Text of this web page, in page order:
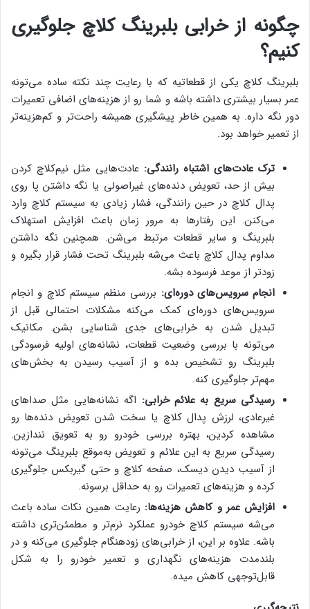
چگونه از خرابی بلبرینگ کلاچ جلوگیری
کنیم؟
بلبرینگ کلاچ یکی از قطعاتیه که با رعایت چند نکته ساده می‌تونه
عمر بسیار بیشتری داشته باشه و شما رو از هزینه‌های اضافی تعمیرات
دور نگه داره. به همین خاطر پیشگیری همیشه راحت‌تر و کم‌هزینه‌تر
از تعمیر خواهد بود.
ترک عادت‌های اشتباه رانندگی: عادت‌هایی مثل نیم‌کلاچ کردن
بیش از حد، تعویض دنده‌های غیراصولی یا نگه داشتن پا روی
پدال کلاچ در حین رانندگی، فشار زیادی به سیستم کلاچ وارد
می‌کنن. این رفتارها به مرور زمان باعث افزایش استهلاک
بلبرینگ و سایر قطعات مرتبط می‌شن. همچنین نگه داشتن
مداوم پدال کلاچ باعث می‌شه بلبرینگ تحت فشار قرار بگیره و
زودتر از موعد فرسوده بشه.
انجام سرویس‌های دوره‌ای: بررسی منظم سیستم کلاچ و انجام
سرویس‌های دوره‌ای کمک می‌کنه مشکلات احتمالی قبل از
تبدیل شدن به خرابی‌های جدی شناسایی بشن. مکانیک
می‌تونه با بررسی وضعیت قطعات، نشانه‌های اولیه فرسودگی
بلبرینگ رو تشخیص بده و از آسیب رسیدن به بخش‌های
مهم‌تر جلوگیری کنه.
رسیدگی سریع به علائم خرابی: اگه نشانه‌هایی مثل صداهای
غیرعادی، لرزش پدال کلاچ یا سخت شدن تعویض دنده‌ها رو
مشاهده کردین، بهتره بررسی خودرو رو به تعویق نندازین.
رسیدگی سریع به این علائم و تعویض به‌موقع بلبرینگ می‌تونه
از آسیب دیدن دیسک، صفحه کلاچ و حتی گیربکس جلوگیری
کرده و هزینه‌های تعمیرات رو به حداقل برسونه.
افزایش عمر و کاهش هزینه‌ها: رعایت همین نکات ساده باعث
می‌شه سیستم کلاچ خودرو عملکرد نرم‌تر و مطمئن‌تری داشته
باشه. علاوه بر این، از خرابی‌های زودهنگام جلوگیری می‌کنه و در
بلندمدت هزینه‌های نگهداری و تعمیر خودرو را به شکل
قابل‌توجهی کاهش میده.